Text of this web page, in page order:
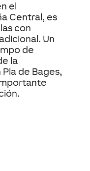
el
Central, es
con
Un
de
la
de Bages,